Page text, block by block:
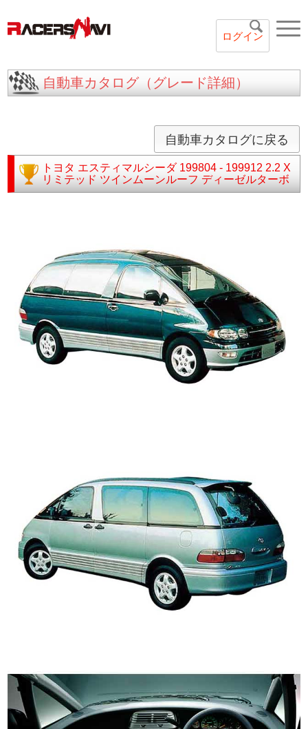
ログイン
自動車カタログ（グレード詳細）
自動車カタログに戻る
トヨタ エスティマルシーダ 199804 - 199912 2.2 X
リミテッド ツインムーンルーフ ディーゼルターボ